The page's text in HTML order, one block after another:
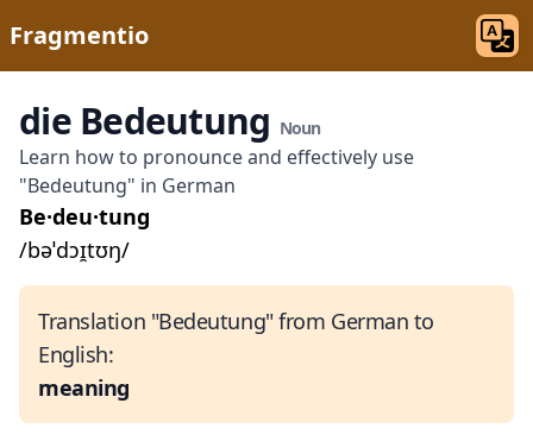
Fragmentio
die Bedeutung Noun
Learn how to pronounce and effectively use
"Bedeutung" in German
Be·deu·tung
/bəˈdɔɪ̯tʊŋ/
Translation "Bedeutung" from German to
English:
meaning